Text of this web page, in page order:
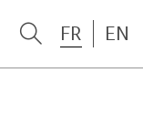
FR EN